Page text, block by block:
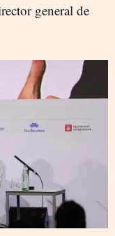
general de